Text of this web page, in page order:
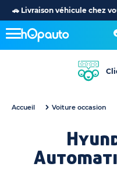
🚗 Livraison véhicule chez
Accueil Voiture occasion